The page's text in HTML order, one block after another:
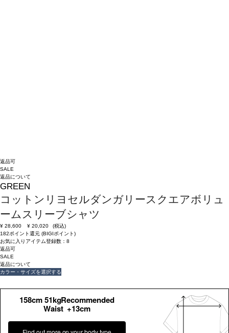
返品可
SALE
返品について
GREEN
コットンリヨセルダンガリースクエアボリュ
ームスリーブシャツ
¥ 28,600 ¥ 20,020
(税込)
182ポイント還元 (BIGIポイント)
お気に入りアイテム登録数： 8
返品可
SALE
返品について
カラー・サイズを選択する
158cm 51kgRecommended
Waist +13cm